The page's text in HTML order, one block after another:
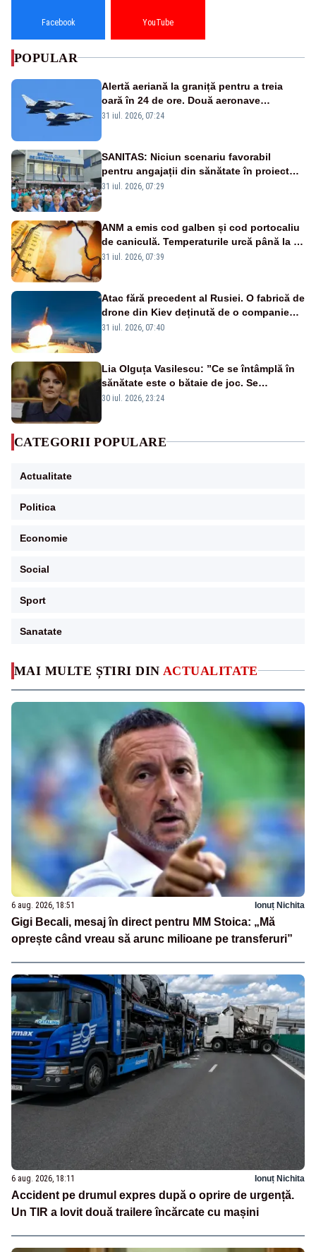
MAI MULTE ȘTIRI DIN ACTUALITATE
6 aug. 2026, 18:51 Ionuț Nichita
Gigi Becali, mesaj în direct pentru MM Stoica: „Mă
oprește când vreau să arunc milioane pe transferuri”
6 aug. 2026, 18:11 Ionuț Nichita
Accident pe drumul expres după o oprire de urgență.
Un TIR a lovit două trailere încărcate cu mașini
Facebook YouTube
POPULAR
Alertă aeriană la graniță pentru a treia
oară în 24 de ore. Două aeronave
Eurofighter britanice au fost ridicate de la
31 iul. 2026, 07:24
SANITAS: Niciun scenariu favorabil
pentru angajații din sănătate în proiectul
Legii salarizării
31 iul. 2026, 07:29
ANM a emis cod galben și cod portocaliu
de caniculă. Temperaturile urcă până la 38
de grade, iar nopțile devin tropicale
31 iul. 2026, 07:39
Atac fără precedent al Rusiei. O fabrică de
drone din Kiev deținută de o companie
americană, distrusă de o rachetă
31 iul. 2026, 07:40
Lia Olguța Vasilescu: ”Ce se întâmplă în
sănătate este o bătaie de joc. Se
guvernează extraordinar de prost”
30 iul. 2026, 23:24
CATEGORII POPULARE
Actualitate
Politica
Economie
Social
Sport
Sanatate